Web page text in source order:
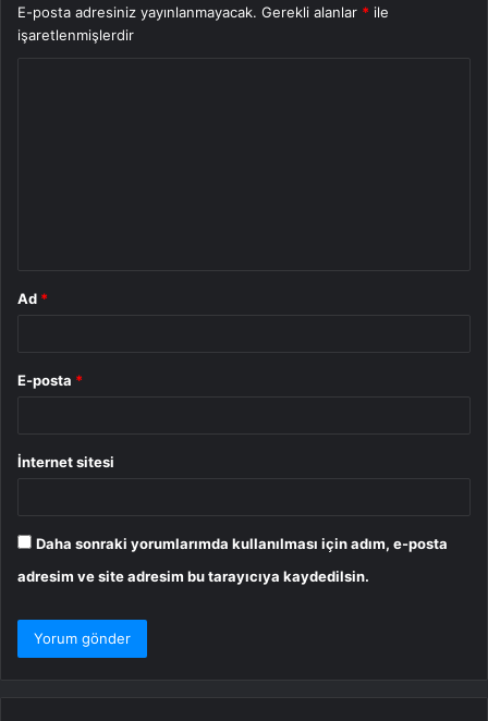
E-posta adresiniz yayınlanmayacak. Gerekli alanlar * ile
işaretlenmişlerdir
Ad *
E-posta *
İnternet sitesi
Daha sonraki yorumlarımda kullanılması için adım, e-posta
adresim ve site adresim bu tarayıcıya kaydedilsin.